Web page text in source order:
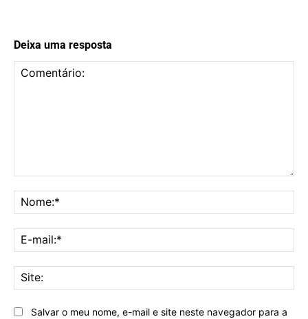
Deixa uma resposta
Salvar o meu nome, e-mail e site neste navegador para a